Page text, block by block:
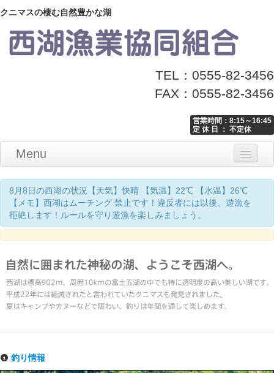
クニマスの棲む自然豊かな湖
TEL：0555-82-3456
FAX：0555-82-3456
営業時間：8:15～16:45
定 休 日 ： 不定休
Menu
Home
釣り情報
マナーとお願い
クニマス展示館
漁協からのお知らせ
お問い合わせ
8月8日の西湖の状況【天気】快晴 【気温】22℃ 【水温】26℃
【メモ】西湖はムーチング 禁止です！違反者には以後、遊漁を
拒絶します！ルールを守り遊漁を楽しみましょう。
釣り情報